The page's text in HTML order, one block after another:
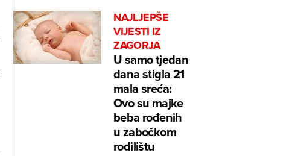
NAJLJEPŠE
VIJESTI IZ
ZAGORJA
U samo tjedan
dana stigla 21
mala sreća:
Ovo su majke
beba rođenih
u zabočkom
rodilištu